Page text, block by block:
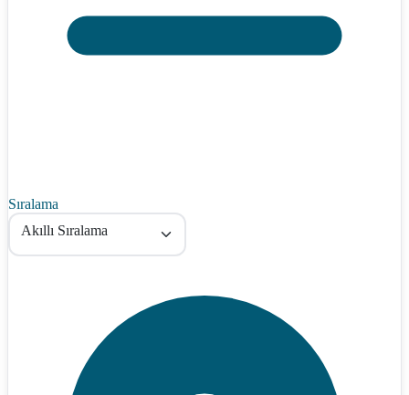
Sıralama
Akıllı Sıralama